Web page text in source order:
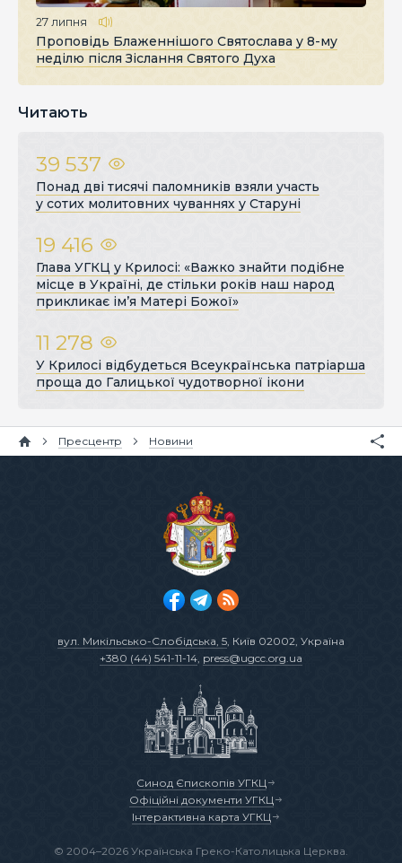
27 липня
Проповідь Блаженнішого Святослава у 8-му
неділю після Зіслання Святого Духа
Читають
39 537
Понад дві тисячі паломників взяли участь
у сотих молитовних чуваннях у Старуні
19 416
Глава УГКЦ у Крилосі: «Важко знайти подібне
місце в Україні, де стільки років наш народ
прикликає ім’я Матері Божої»
11 278
У Крилосі відбудеться Всеукраїнська патріарша
проща до Галицької чудотворної ікони
Пресцентр Новини
вул. Микільсько-Слобідська, 5, Київ 02002, Україна
+380 (44) 541-11-14, press@ugcc.org.ua
Синод Єпископів УГКЦ
Офіційні документи УГКЦ
Інтерактивна карта УГКЦ
© 2004–2026 Українська Греко-Католицька Церква.